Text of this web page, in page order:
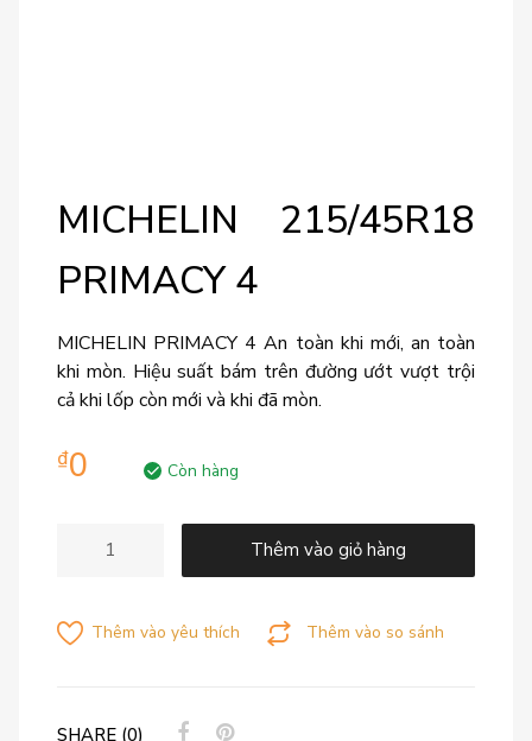
MICHELIN 215/45R18
PRIMACY 4
MICHELIN PRIMACY 4 An toàn khi mới, an toàn
khi mòn. Hiệu suất bám trên đường ướt vượt trội
cả khi lốp còn mới và khi đã mòn.
₫0 Còn hàng
Thêm vào giỏ hàng
Thêm vào so sánh
Thêm vào yêu thích
SHARE (0)